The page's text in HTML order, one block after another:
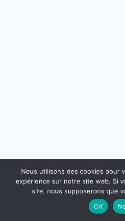
Copyright © 2026 - Thème WordPress
Nous utilisons des cookies pour
expérience sur notre site web. Si
site, nous supposerons que
OK